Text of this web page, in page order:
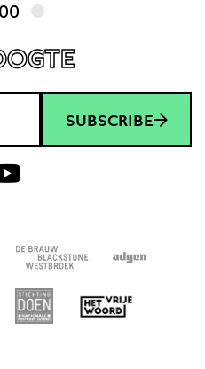
SUBSCRIBE